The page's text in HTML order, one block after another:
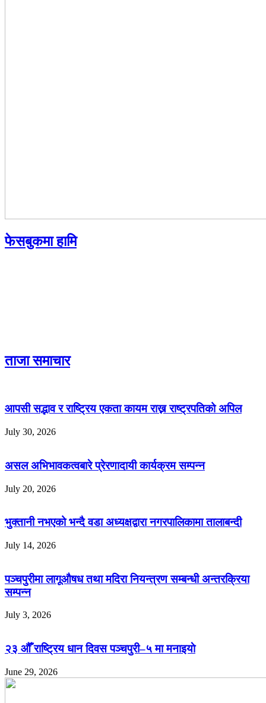
फेसबुकमा हामि
ताजा समाचार
आपसी सद्भाव र राष्ट्रिय एकता कायम राख्न राष्ट्रपतिको अपिल
July 30, 2026
असल अभिभावकत्वबारे प्रेरणादायी कार्यक्रम सम्पन्न
July 20, 2026
भुक्तानी नभएको भन्दै वडा अध्यक्षद्वारा नगरपालिकामा तालाबन्दी
July 14, 2026
पञ्चपुरीमा लागूऔषध तथा मदिरा नियन्त्रण सम्बन्धी अन्तरक्रिया
सम्पन्न
July 3, 2026
२३ औँ राष्ट्रिय धान दिवस पञ्चपुरी–५ मा मनाइयाे
June 29, 2026